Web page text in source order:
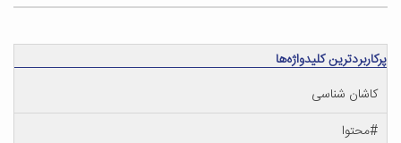
پرکاربردترین کلیدواژه‌ها
کاشان شناسی
#محتوا